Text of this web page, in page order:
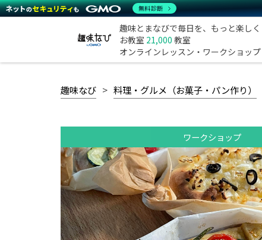
趣味とまなびで毎日を、もっと楽しく
お教室 21,000 教室
オンラインレッスン・ワークショップ
趣味なび 料理・グルメ（お菓子・パン作り）
ワークショップ
無料診断